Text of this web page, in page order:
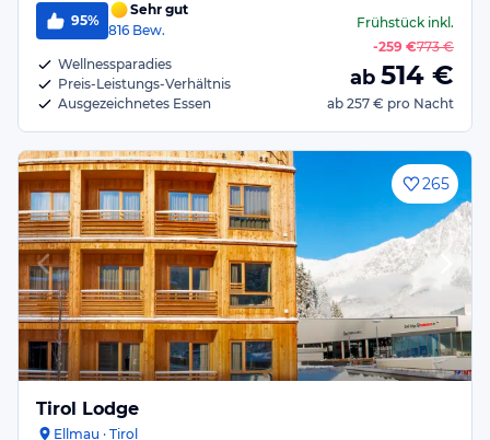
95%
Sehr gut
816 Bew.
Wellnessparadies
Preis-Leistungs-Verhältnis
Ausgezeichnetes Essen
Frühstückinkl.
-259 €773 €
ab 514 €
ab 257 € pro Nacht
265
Tirol Lodge
Ellmau · Tirol